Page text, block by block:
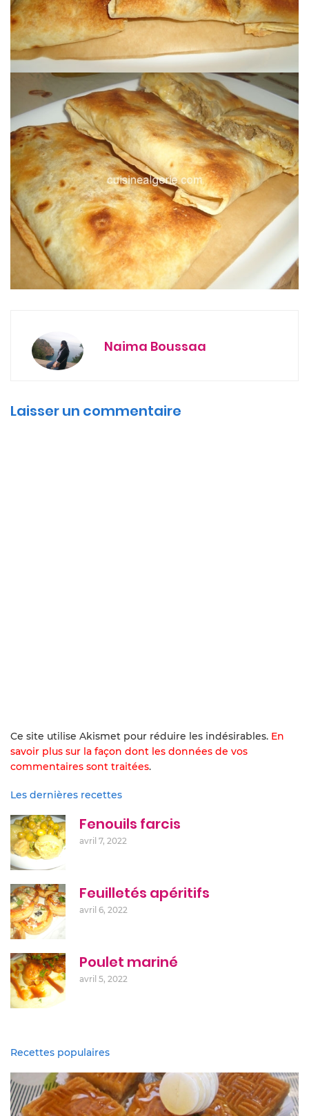
Naima Boussaa
Laisser un commentaire
Ce site utilise Akismet pour réduire les indésirables. En
savoir plus sur la façon dont les données de vos
commentaires sont traitées.
Les dernières recettes
Fenouils farcis
avril 7, 2022
Feuilletés apéritifs
avril 6, 2022
Poulet mariné
avril 5, 2022
Recettes populaires